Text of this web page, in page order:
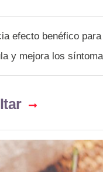
efecto benéfico
y mejora los